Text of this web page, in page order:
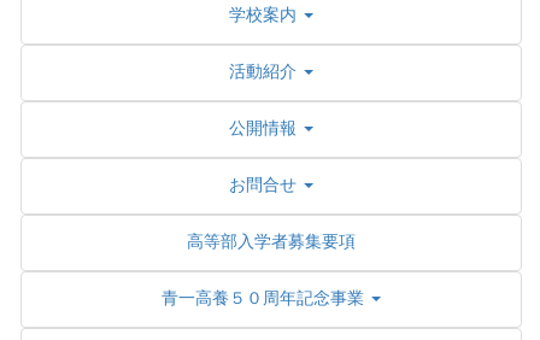
学校案内
活動紹介
公開情報
お問合せ
高等部入学者募集要項
青一高養５０周年記念事業